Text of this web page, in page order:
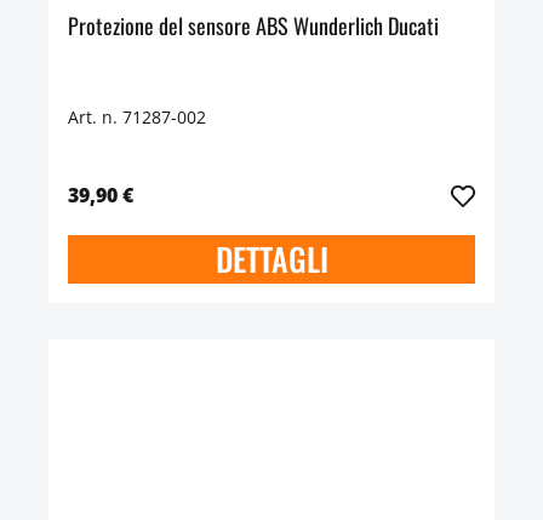
Protezione del sensore ABS Wunderlich Ducati
Art. n. 71287-002
39,90 €
DETTAGLI